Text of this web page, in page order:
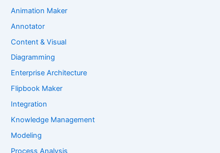
Animation Maker
Annotator
Content & Visual
Diagramming
Enterprise Architecture
Flipbook Maker
Integration
Knowledge Management
Modeling
Process Analysis